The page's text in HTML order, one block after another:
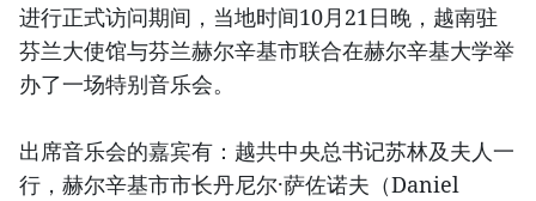
进行正式访问期间，当地时间10月21日晚，越南驻
芬兰大使馆与芬兰赫尔辛基市联合在赫尔辛基大学举
办了一场特别音乐会。
出席音乐会的嘉宾有：越共中央总书记苏林及夫人一
行，赫尔辛基市市长丹尼尔·萨佐诺夫（Daniel